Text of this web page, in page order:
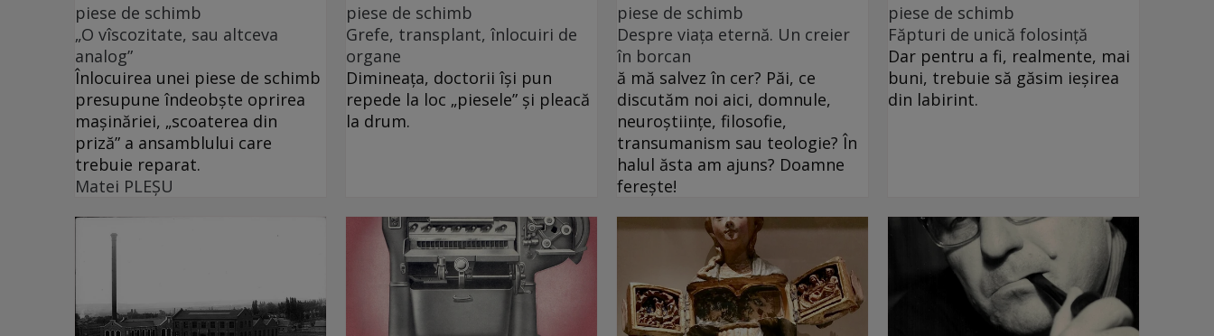
piese de schimb
„O vîscozitate, sau altceva
analog”
Înlocuirea unei piese de schimb
presupune îndeobște oprirea
mașinăriei, „scoaterea din
priză” a ansamblului care
trebuie reparat.
Matei PLEŞU
piese de schimb
Grefe, transplant, înlocuiri de
organe
Dimineața, doctorii își pun
repede la loc „piesele” și pleacă
la drum.
piese de schimb
Despre viața eternă. Un creier
în borcan
ă mă salvez în cer? Păi, ce
discutăm noi aici, domnule,
neuroștiințe, filosofie,
transumanism sau teologie? În
halul ăsta am ajuns? Doamne
ferește!
piese de schimb
Făpturi de unică folosință
Dar pentru a fi, realmente, mai
buni, trebuie să găsim ieșirea
din labirint.